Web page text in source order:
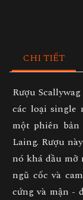
CHI TIẾT
Rượu
các loại single
một phiên
Laing. Rượu
nó khá dầu
ngũ cốc và
cứng và mận -